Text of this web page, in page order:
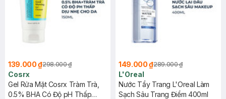
139.000 ₫298.000 ₫
Cosrx
Gel Rửa Mặt Cosrx Tràm Trà,
0.5% BHA Có Độ pH Thấp
149.000 ₫289.000 ₫
L'Oreal
Nước Tẩy Trang L'Oreal Làm
Sạch Sâu Trang Điểm 400ml